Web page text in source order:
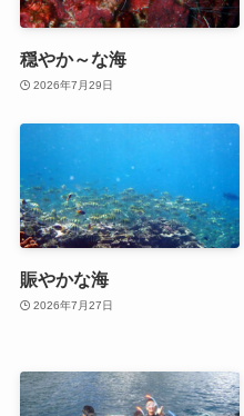
穏やか～な海
2026年7月29日
賑やかな海
2026年7月27日